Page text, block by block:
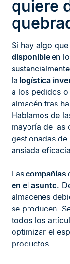
quiere
Si hay algo que
disponibleen
la logística
a los pedidos
almacén tras
Hablamos de
mayoría de las
gestionadas de
ansiada
Lascompañías
en el asunto.
almacenes
se producen.
todos los
optimizar el
productos.